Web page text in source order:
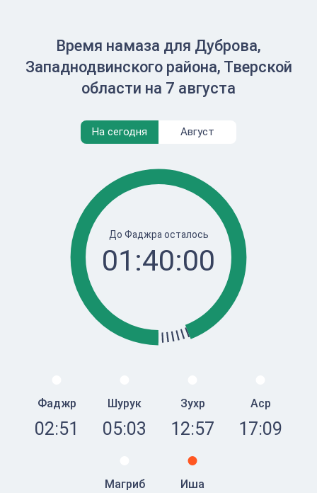
Время намаза для Дуброва,
Западнодвинского района, Тверской
области на 7 августа
На сегодня Август
До Фаджра осталось
01:40:00
Фаджр
02:51
Шурук
05:03
Зухр
12:57
Аср
17:09
Магриб Иша